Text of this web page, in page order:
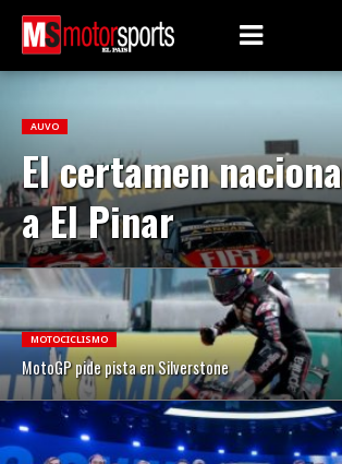
AUVO
El certamen
a El Pinar
MOTOCICLISMO
MotoGP pide pista en Silverstone